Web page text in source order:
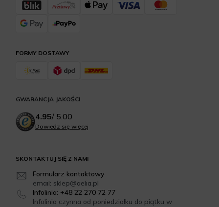
SKONTAKTUJ SIĘ Z NAMI
Formularz kontaktowy
email: sklep@aelia.pl
Infolinia: +48 22 270 72 77
Infolinia czynna od poniedziałku do piątku w
FORMY DOSTAWY
GWARANCJA JAKOŚCI
4.95/ 5.00
Dowiedz się więcej